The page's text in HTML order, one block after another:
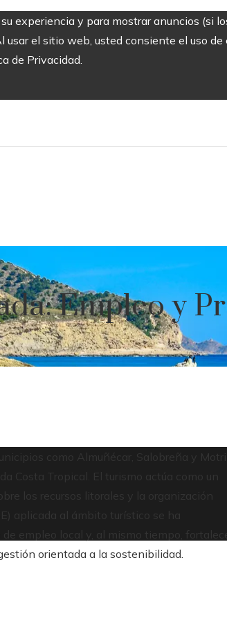
experiencia y para mostrar anuncios (si
el sitio web, usted consiente el uso
de Privacidad.
Empleo y
como Almuñécar, Salobreña y
Costa Tropical. El turismo actúa como un
los recursos litorales y la organización
aplicada al ámbito turístico se ha
empleo local y, al mismo tiempo, fortalece
orientada a la sostenibilidad.